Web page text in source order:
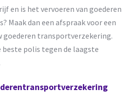
en is het vervoeren van goederen
Maak dan een afspraak voor een
goederen transportverzekering.
beste polis tegen de laagste